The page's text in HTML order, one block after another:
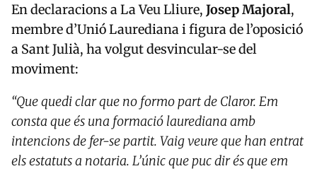
En declaracions a La Veu Lliure, Josep Majoral,
membre d’Unió Laurediana i figura de l’oposició
a Sant Julià, ha volgut desvincular-se del
moviment:
“Que quedi clar que no formo part de Claror. Em
consta que és una formació laurediana amb
intencions de fer-se partit. Vaig veure que han entrat
els estatuts a notaria. L’únic que puc dir és que em